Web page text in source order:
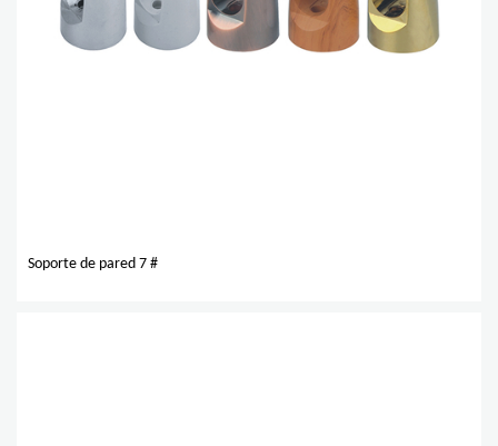
Soporte de pared 7 #